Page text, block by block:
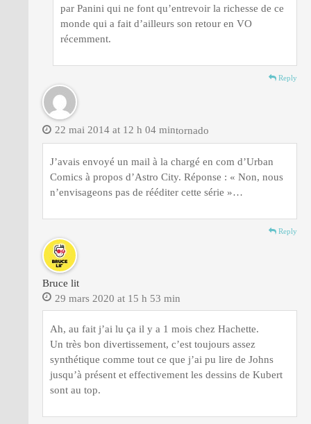
par Panini qui ne font qu’entrevoir la richesse de ce
monde qui a fait d’ailleurs son retour en VO
récemment.
Reply
tornado
22 mai 2014 at 12 h 04 min
J’avais envoyé un mail à la chargé en com d’Urban
Comics à propos d’Astro City. Réponse : « Non, nous
n’envisageons pas de rééditer cette série »…
Reply
Bruce lit
29 mars 2020 at 15 h 53 min
Ah, au fait j’ai lu ça il y a 1 mois chez Hachette.
Un très bon divertissement, c’est toujours assez
synthétique comme tout ce que j’ai pu lire de Johns
jusqu’à présent et effectivement les dessins de Kubert
sont au top.